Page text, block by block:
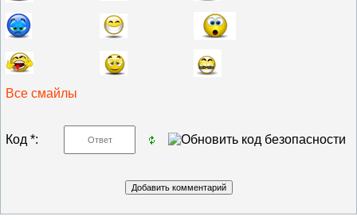
Все смайлы
Код *: